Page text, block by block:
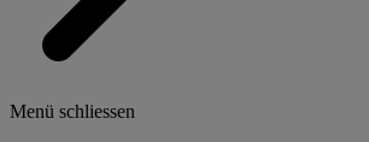
Menü schliessen